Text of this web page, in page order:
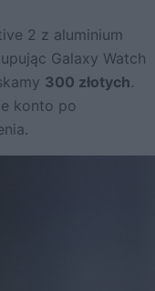
2 z aluminium
Galaxy Watch
300 złotych.
konto po